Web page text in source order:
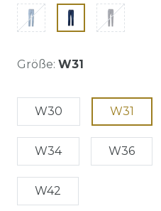
Größe: W31
W30 W31
W34 W36
W42